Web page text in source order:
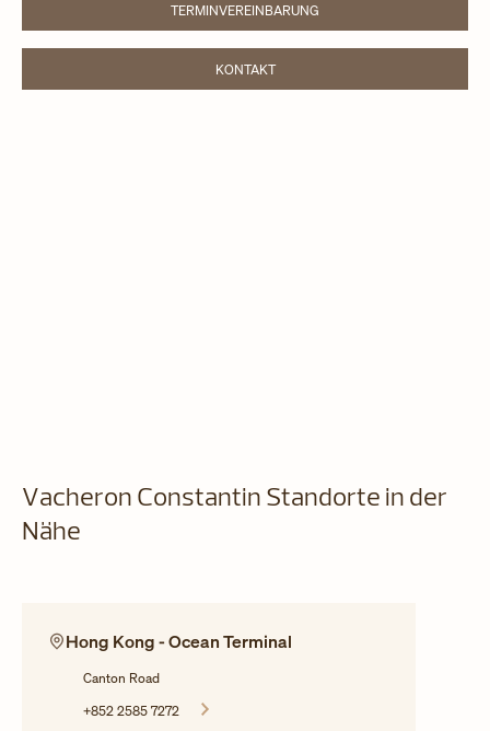
TERMINVEREINBARUNGLINK OPENS IN NEW TAB
KONTAKTLINK OPENS IN NEW TAB
Vacheron Constantin Standorte in der
Nähe
Hong Kong - Ocean Terminal
Canton Road
+852 2585 7272